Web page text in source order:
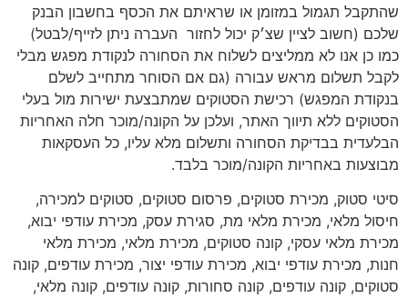
שהתקבל תגמול במזומן או שראיתם את הכסף בחשבון הבנק
שלכם (חשוב לציין שצ׳ק יכול לחזור העברה ניתן לזייף/לבטל)
כמו כן אנו לא ממליצים לשלוח את הסחורה לנקודת מפגש מבלי
לקבל תשלום מראש עבורה (גם אם הסוחר מתחייב לשלם
בנקודת המפגש) רכישת הסטוקים שמתבצעת ישירות מול בעלי
הסטוקים ללא תיווך האתר, ועלכן על הקונה/מוכר חלה האחריות
הבלעדית בבדיקת הסחורה ותשלום מלא עליו, כל העסקאות
מבוצעות באחריות הקונה/מוכר בלבד.
סיטי סטוק, מכירת סטוקים, פרסום סטוקים, סטוקים למכירה,
חיסול מלאי, מכירת מלאי מת, סגירת עסק, מכירת עודפי יבוא,
מכירת מלאי עסקי, קונה סטוקים, מכירת מלאי, מכירת מלאי
חנות, מכירת עודפי יבוא, מכירת עודפי יצור, מכירת עודפים, קונה
סטוקים, קונה עודפים, קונה סחורות, קונה עודפים, קונה מלאי,